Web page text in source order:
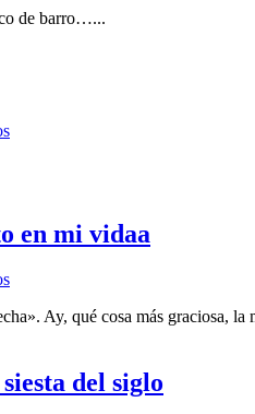
de barro…...
en mi vidaa
Ay, qué cosa más graciosa,
del siglo